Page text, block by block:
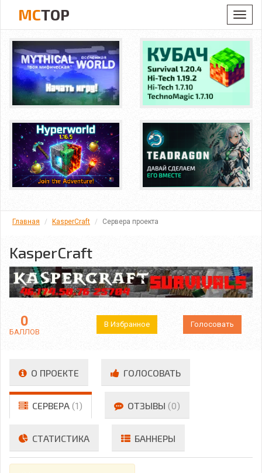
MCTOP
Главная KasperCraft Сервера проекта
KasperCraft
0
БАЛЛОВ
В Избранное Голосовать
О ПРОЕКТЕ ГОЛОСОВАТЬ
СЕРВЕРА (1) ОТЗЫВЫ (0)
СТАТИСТИКА БАННЕРЫ